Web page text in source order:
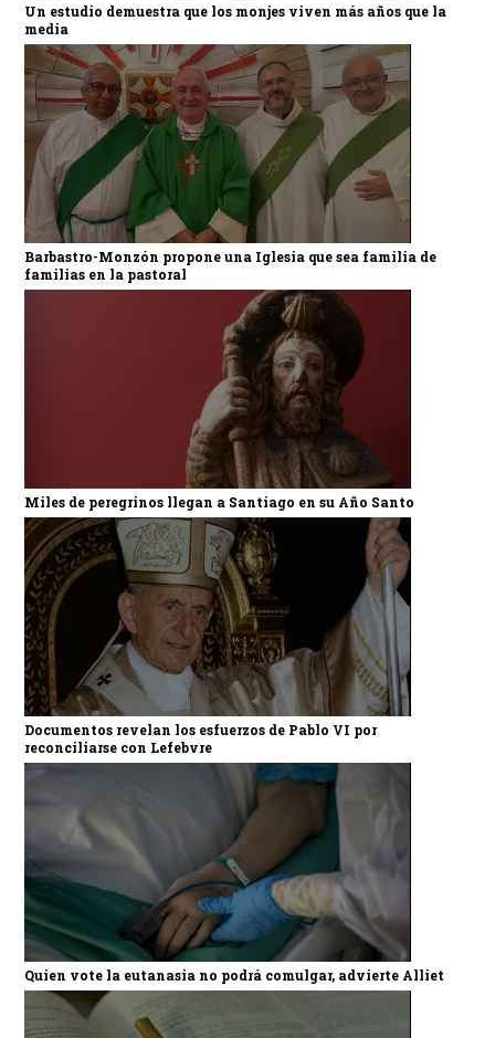
Un estudio demuestra que los monjes viven más años que la
media
Barbastro-Monzón propone una Iglesia que sea familia de
familias en la pastoral
Miles de peregrinos llegan a Santiago en su Año Santo
Documentos revelan los esfuerzos de Pablo VI por
reconciliarse con Lefebvre
Quien vote la eutanasia no podrá comulgar, advierte Alliet